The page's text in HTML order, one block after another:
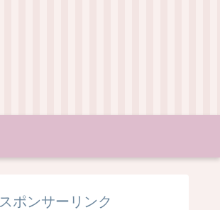
スポンサーリンク